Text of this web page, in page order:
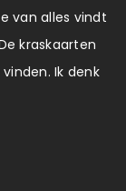
van alles vindt
kraskaarten
Ik denk